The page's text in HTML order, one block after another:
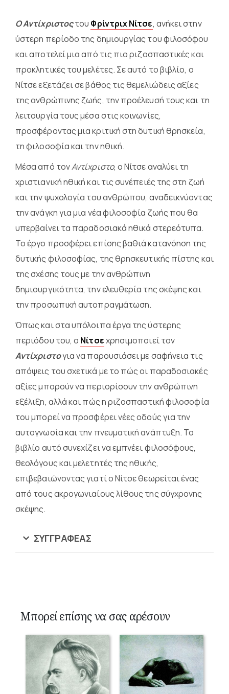
Ο Αντίχριστοςτου Φρίντριχ Νίτσε, ανήκει στην
ύστερη περίοδο της δημιουργίας του φιλοσόφου
και αποτελεί μια από τις πιο ριζοσπαστικές και
προκλητικές του μελέτες. Σε αυτό το βιβλίο, ο
Νίτσε εξετάζει σε βάθος τις θεμελιώδειςαξίες
της ανθρώπινης ζωής, την προέλευσή τους και τη
λειτουργία τους μέσα στις κοινωνίες,
προσφέροντας μια κριτική στη δυτική θρησκεία,
τη φιλοσοφία και την ηθική.
Μέσα από τονΑντίχριστο, ο Νίτσε αναλύει τη
χριστιανική ηθική και τις συνέπειές της στη ζωή
και την ψυχολογία του ανθρώπου, αναδεικνύοντας
την ανάγκη για μια νέα φιλοσοφία ζωής που θα
υπερβαίνει τα παραδοσιακά ηθικά στερεότυπα.
Το έργο προσφέρει επίσης βαθιά κατανόηση της
δυτικής φιλοσοφίας, της θρησκευτικής πίστης και
της σχέσης τους με την ανθρώπινη
δημιουργικότητα, την ελευθερία της σκέψης και
την προσωπική αυτοπραγμάτωση.
Όπως και στα υπόλοιπα έργα της ύστερης
περιόδου του, ο Νίτσεχρησιμοποιεί τον
Αντίχριστογια να παρουσιάσει με σαφήνεια τις
απόψεις του σχετικά με το πώς οι παραδοσιακές
αξίες μπορούν να περιορίσουν την ανθρώπινη
εξέλιξη, αλλά και πώς η ριζοσπαστική φιλοσοφία
του μπορεί να προσφέρει νέες οδούς για την
αυτογνωσία και την πνευματική ανάπτυξη. Το
βιβλίο αυτό συνεχίζει να εμπνέει φιλοσόφους,
θεολόγους και μελετητές της ηθικής,
επιβεβαιώνοντας γιατί ο Νίτσε θεωρείται ένας
από τους ακρογωνιαίους λίθους της σύγχρονης
σκέψης.
ΣΥΓΓΡΑΦΈΑΣ
Μπορεί επίσης να σας αρέσουν